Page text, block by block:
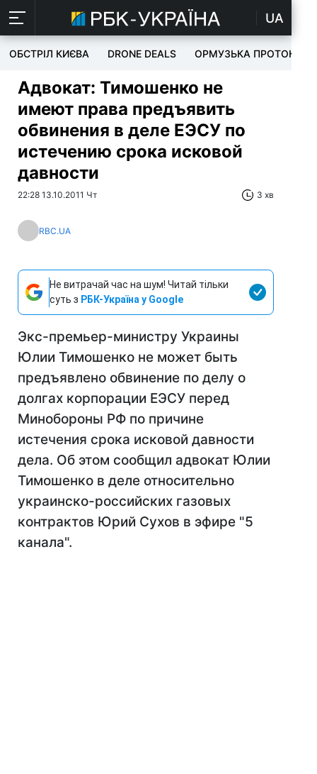
UA
ОБСТРІЛ КИЄВА DRONE DEALS ОРМУЗЬКА ПРОТОКА
Адвокат: Тимошенко не
имеют права предъявить
обвинения в деле ЕЭСУ по
истечению срока исковой
давности
22:28 13.10.2011 Чт 3 хв
RBC.UA
Не витрачай час на шум! Читай тільки
суть з РБК-Україна у Google
Экс-премьер-министру Украины
Юлии Тимошенко не может быть
предъявлено обвинение по делу о
долгах корпорации ЕЭСУ перед
Минобороны РФ по причине
истечения срока исковой давности
дела. Об этом сообщил адвокат Юлии
Тимошенко в деле относительно
украинско-российских газовых
контрактов Юрий Сухов в эфире "5
канала".